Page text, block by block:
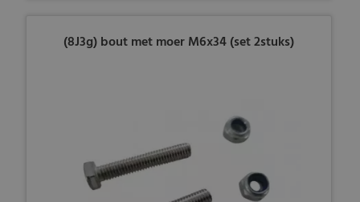
(8J3g) bout met moer M6x34 (set 2stuks)